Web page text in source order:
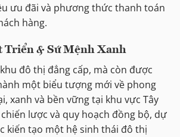
ưu đãi và phương thức thanh toán
hàng.
Triển & Sứ Mệnh Xanh
đô thị đẳng cấp, mà còn được
một biểu tượng mới về phong
xanh và bền vững tại khu vực Tây
lược và quy hoạch đồng bộ, dự
kiến tạo một hệ sinh thái đô thị